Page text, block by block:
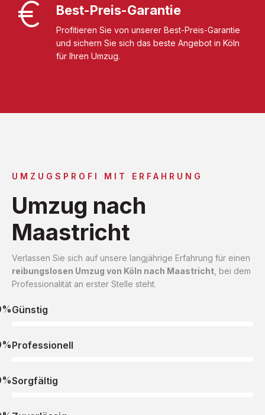
Best-Preis-Garantie
Profitieren Sie von unserer Best-Preis-Garantie
und sichern Sie sich das beste Angebot in Köln
für Ihren Umzug.
UMZUGSPROFI MIT ERFAHRUNG
Umzug nach
Maastricht
Verlassen Sie sich auf unsere langjährige Erfahrung für einen
reibungslosen Umzug von Köln nach Maastricht , bei dem
Professionalität an erster Stelle steht.
Günstig
Professionell
Sorgfältig